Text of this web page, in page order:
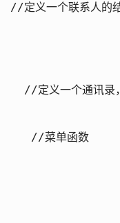
一个联系人的结
个通讯录，自带
//菜单函数